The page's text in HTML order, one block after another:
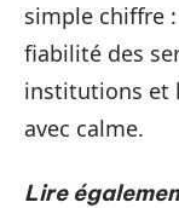
simple chiffre
fiabilité des
institutions et
avec calme.
Lire